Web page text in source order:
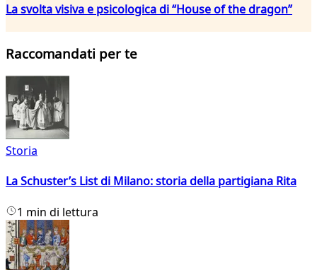
La svolta visiva e psicologica di “House of the dragon”
Raccomandati per te
Storia
La Schuster’s List di Milano: storia della partigiana Rita
1 min di lettura